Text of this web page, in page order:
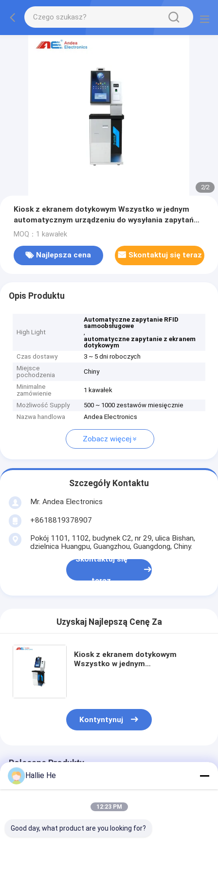
1/2
Kiosk z ekranem dotykowym Wszystko w jednym
automatycznym urządzeniu do wysyłania zapytań
Samoobsługowy kiosk RFID do sprawdzania i
MOQ：1 kawałek
Najlepsza cena Skontaktuj się teraz
Opis Produktu
High Light
Automatyczne zapytanie RFID
samoobsługowe
,
automatyczne zapytanie z ekranem
dotykowym
Czas dostawy
3 ~ 5 dni roboczych
Miejsce
pochodzenia
Chiny
Minimalne
zamówienie
1 kawałek
Możliwość Supply
500 ~ 1000 zestawów miesięcznie
Nazwa handlowa
Andea Electronics
Zobacz więcej
Szczegóły Kontaktu
Mr. Andea Electronics
+8618819378907
Pokój 1101, 1102, budynek C2, nr 29, ulica Bishan,
dzielnica Huangpu, Guangzhou, Guangdong, Chiny.
Skontaktuj się
teraz
Uzyskaj Najlepszą Cenę Za
Kiosk z ekranem dotykowym
Wszystko w jednym
Kontyntynuj
Polecane Produkty
Hallie He
12:23 PM
Good day, what product are you looking for?